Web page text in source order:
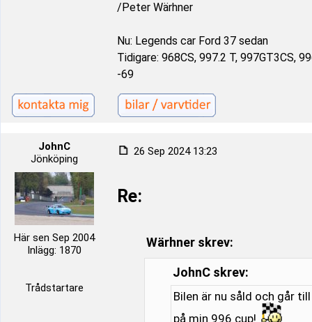
/Peter Wärhner
Nu: Legends car Ford 37 sedan
Tidigare: 968CS, 997.2 T, 997GT3CS,
-69
JohnC
Jönköping
Här sen Sep 2004
Inlägg: 1870
Trådstartare
26 Sep 2024 13:23
Re:
Wärhner skrev:
JohnC skrev:
Bilen är nu såld och går
på min 996 cup!